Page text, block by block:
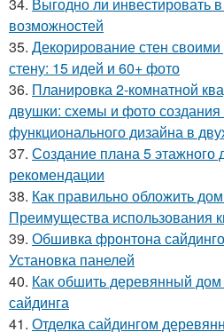
возможностей
35. Декорирование стен своими
стену: 15 идей и 60+ фото
36. Планировка 2-комнатной
двушки: схемы и фото создания
функционального дизайна в
37. Создание плана 5
рекомендации
38. Как правильно обложить
Преимущества использования
39. Обшивка фронтона
Установка панелей
40. Как обшить деревянный
сайдинга
41. Отделка сайдингом